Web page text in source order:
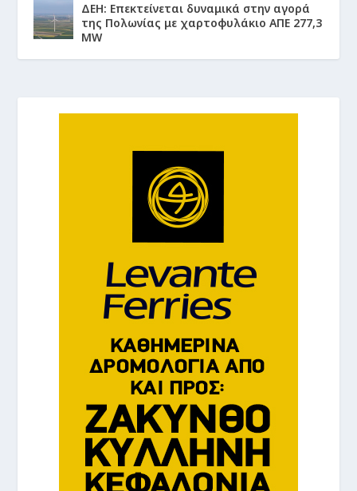
ΔΕΗ: Επεκτείνεται δυναμικά στην αγορά
της Πολωνίας με χαρτοφυλάκιο ΑΠΕ 277,3
MW